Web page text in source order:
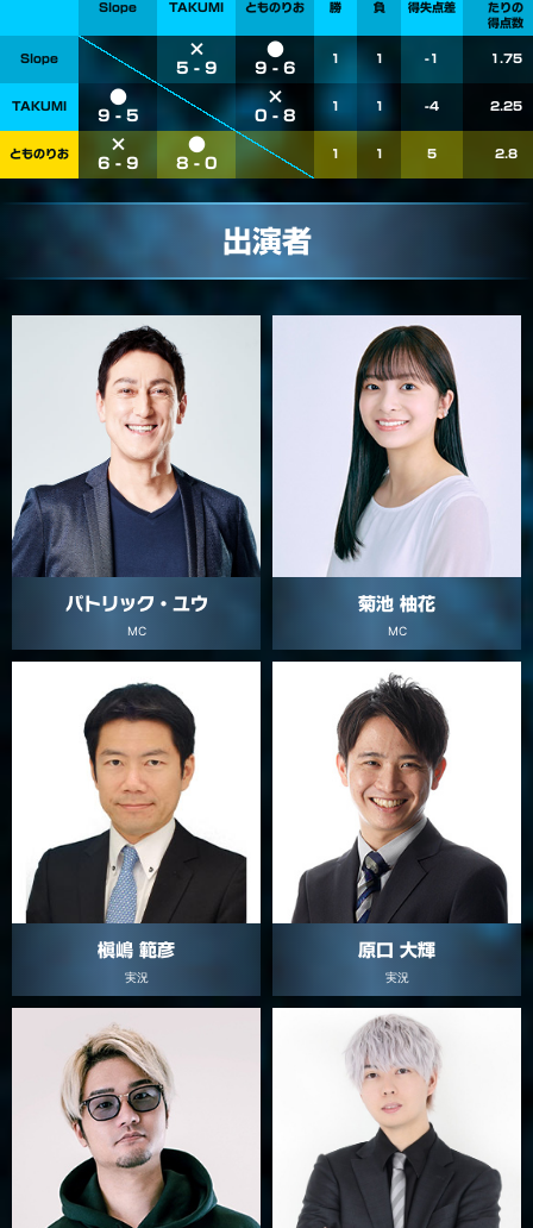
Slope TAKUMI とものりお 勝 負 得失点差
たりの
得点数
Slope ×
5 - 9
●
9 - 6
1 1 -1 1.75
TAKUMI ●
9 - 5
×
0 - 8
1 1 -4 2.25
とものりお ×
6 - 9
●
8 - 0
1 1 5 2.8
出演者
パトリック・ユウ
MC
菊池 柚花
MC
槇嶋 範彦
実況
原口 大輝
実況